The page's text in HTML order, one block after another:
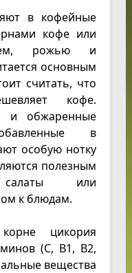
в кофейные
кофе или
рожью и
основным
считать, что
кофе.
и обжаренные
в
особую нотку
полезным
или
к блюдам.
цикория
(С, B1, B2,
вещества